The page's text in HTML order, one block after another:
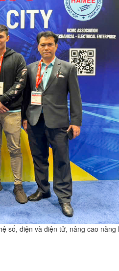
số, điện và điện tử, nâng cao